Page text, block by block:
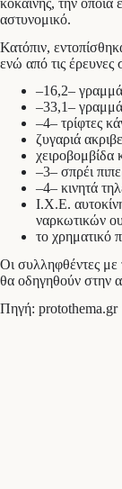
αστυνομικό.
Κατόπιν,
ενώ από τις έρευνες
–16,2–
–33,1–
–4– τρίφτες
ζυγαριά
χειροβομβίδα
–3– σπρέι
–4– κινητά
Ι.Χ.Ε.
ναρκωτικών
το χρηματικό
Οι συλληφθέντες με
θα οδηγηθούν στην
Πηγή: protothema.gr